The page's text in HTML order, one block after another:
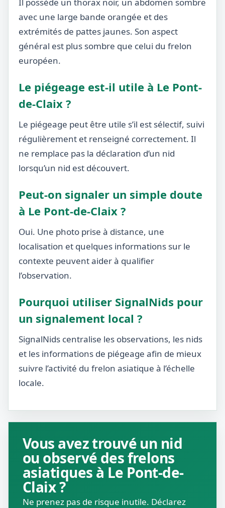
avec une large bande orangée et des
extrémités de pattes jaunes. Son aspect
général est plus sombre que celui du frelon
européen.
Le piégeage est-il utile à Le Pont-
de-Claix ?
Le piégeage peut être utile s’il est sélectif, suivi
régulièrement et renseigné correctement. Il
ne remplace pas la déclaration d’un nid
lorsqu’un nid est découvert.
Peut-on signaler un simple doute
à Le Pont-de-Claix ?
Oui. Une photo prise à distance, une
localisation et quelques informations sur le
contexte peuvent aider à qualifier
l’observation.
Pourquoi utiliser SignalNids pour
un signalement local ?
SignalNids centralise les observations, les nids
et les informations de piégeage afin de mieux
suivre l’activité du frelon asiatique à l’échelle
locale.
Vous avez trouvé un nid
ou observé des frelons
asiatiques à Le Pont-de-
Claix ?
Ne prenez pas de risque inutile. Déclarez